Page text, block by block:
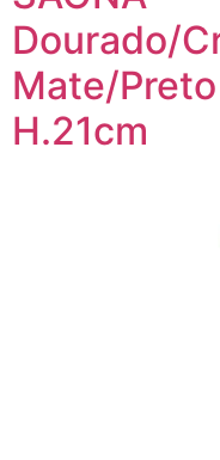
Dourado/
Mate/
H.21cm